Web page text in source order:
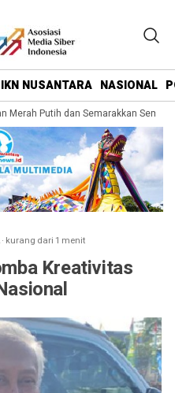
IKN NUSANTARA NASIONAL
Putih dan Semarakkan
· kurang dari 1 menit
Kreativitas